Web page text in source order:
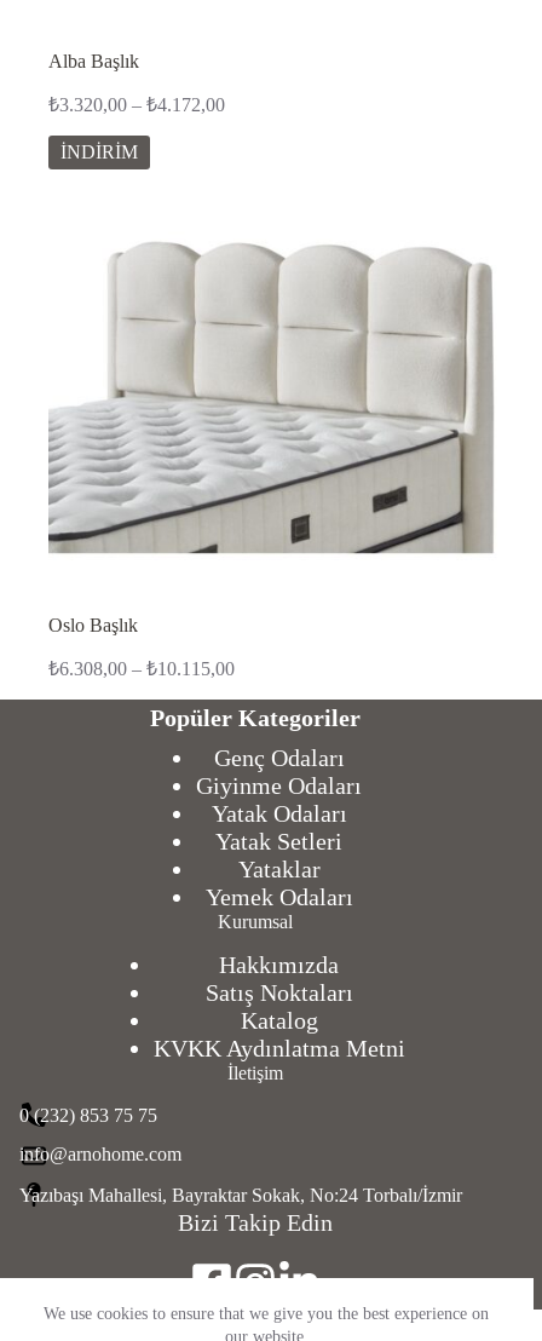
We use cookies to ensure that we give you the best experience on
our website.
Alba Başlık
₺3.320,00 – ₺4.172,00Fiyat
İNDİRİM
Oslo Başlık
₺6.308,00 – ₺10.115,00Fiyat
₺6.308,00
₺10.115,00
Popüler Kategoriler
Genç Odaları
Giyinme Odaları
Yatak Odaları
Yatak Setleri
Yataklar
Yemek Odaları
Kurumsal
Hakkımızda
Satış Noktaları
Katalog
KVKK Aydınlatma Metni
İletişim
0 (232) 853 75 75
info@arnohome.com
Yazıbaşı Mahallesi, Bayraktar Sokak, No:24 Torbalı/İzmir
Bizi Takip Edin
Copyright © 2026 Arno Mobilya - Genç Odaları, Giyinme Odaları